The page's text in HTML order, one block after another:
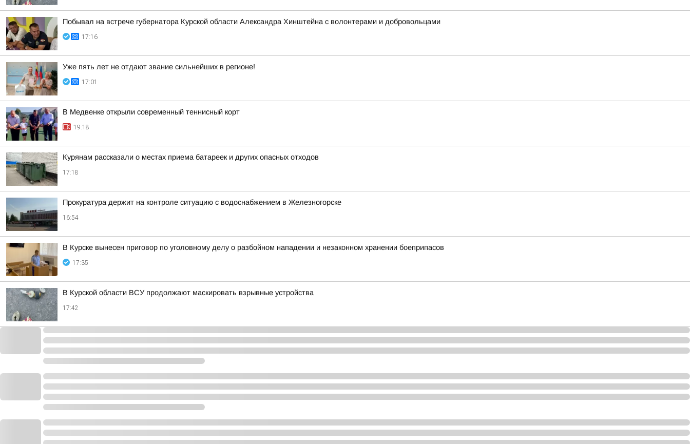
Побывал на встрече губернатора Курской области Александра Хинштейна с волонтерами и добровольцами
17:16
Уже пять лет не отдают звание сильнейших в регионе!
17:01
В Медвенке открыли современный теннисный корт
19:18
Курянам рассказали о местах приема батареек и других опасных отходов
17:18
Прокуратура держит на контроле ситуацию с водоснабжением в Железногорске
16:54
В Курске вынесен приговор по уголовному делу о разбойном нападении и незаконном хранении боеприпасов
17:35
В Курской области ВСУ продолжают маскировать взрывные устройства
17:42